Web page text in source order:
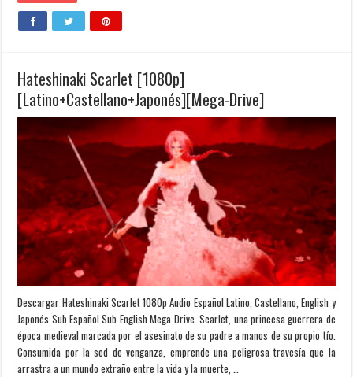
Hateshinaki Scarlet [1080p]
[Latino+Castellano+Japonés][Mega-Drive]
Descargar Hateshinaki Scarlet 1080p Audio Español Latino, Castellano, English y
Japonés Sub Español Sub English Mega Drive. Scarlet, una princesa guerrera de
época medieval marcada por el asesinato de su padre a manos de su propio tío.
Consumida por la sed de venganza, emprende una peligrosa travesía que la
arrastra a un mundo extraño entre la vida y la muerte, …